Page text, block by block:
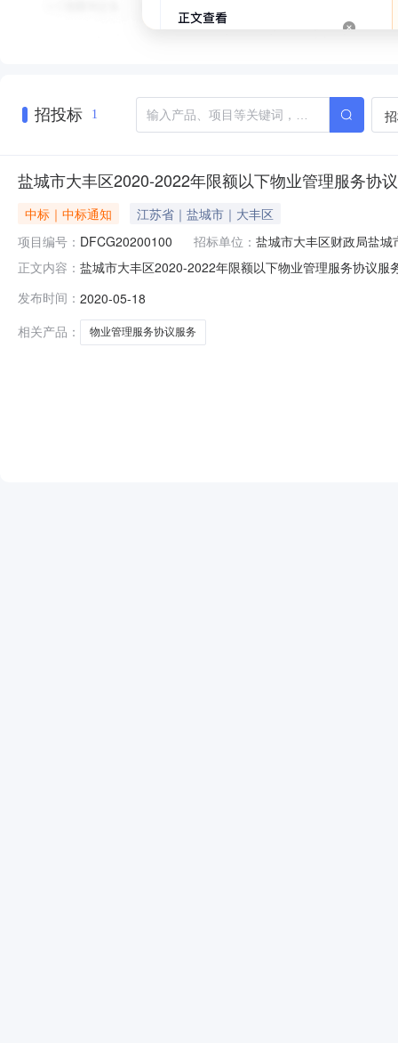
招投标 1
盐城市大丰区2020-2022年限额以下物业管理服务协
中标｜中标通知
江苏省｜盐城市｜大丰区
项目编号： DFCG20200100 招标单位： 盐城市大丰区财政局盐
正文内容： 盐城市大丰区2020-2022年限额以下物业管理服务协议
高新区五一路五号希望小镇1#楼联系电话：0515-
发布时间： 2020-05-18
相关产品：
物业管理服务协议服务